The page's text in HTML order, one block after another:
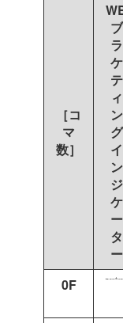
［コ
マ
数］
ブ
ラ
ケ
テ
ィ
ン
グ
イ
ン
ジ
ケ
ー
タ
ー
0F